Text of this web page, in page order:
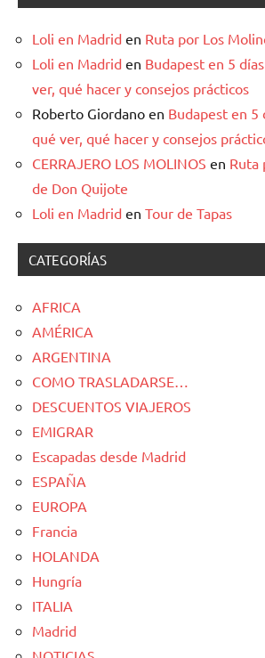
Loli en Madrid en Ruta por Los
Loli en Madrid en Budapest en 5
ver, qué hacer y consejos prácticos
Roberto Giordano en Budapest en 5
qué ver, qué hacer y consejos
CERRAJERO LOS MOLINOS en Ruta
de Don Quijote
Loli en Madrid en Tour de Tapas
CATEGORÍAS
AFRICA
AMÉRICA
ARGENTINA
COMO TRASLADARSE…
DESCUENTOS VIAJEROS
EMIGRAR
Escapadas desde Madrid
ESPAÑA
EUROPA
Francia
HOLANDA
Hungría
ITALIA
Madrid